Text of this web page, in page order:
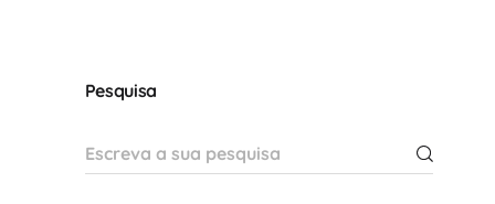
Pesquisa